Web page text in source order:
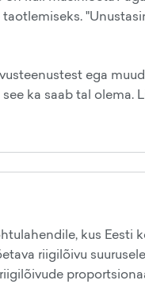
ega
ka saab tal olema.
kus Eesti
riigilõivu